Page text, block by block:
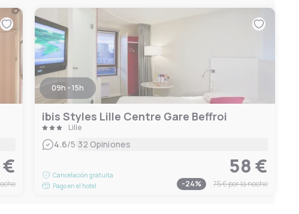
09h - 15h
ibis Styles Lille Centre Gare Beffroi
Lille
4.6/5|32 Opiniones
Cancelación gratuita
Pago en el hotel
58 €
-24% 75 €por la noche